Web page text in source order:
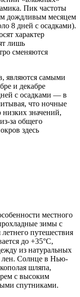
Пик частоты
дождливым месяцем
8 дней с осадками).
характер
лишь
сменяются
являются самыми
и декабре
с осадками — в
что ночные
низких значений,
за общего
здесь
местного
зимы с
путешествия
до +35°C,
из натуральных
лен. Солнце в Нью-
шляпа,
с высоким
спутниками.